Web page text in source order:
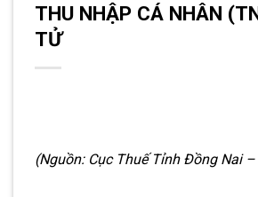
THU NHẬP CÁ NHÂN
TỬ
(Nguồn: Cục Thuế Tỉnh Đồng Nai